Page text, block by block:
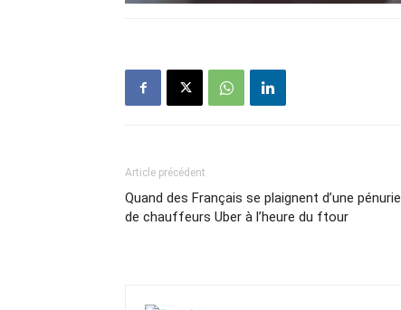
Article précédent
Quand des Français se plaignent d’une pénurie
de chauffeurs Uber à l’heure du ftour